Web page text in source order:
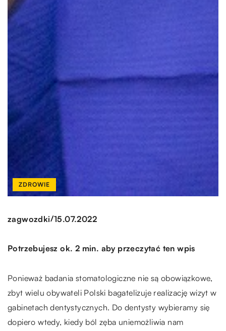
ZDROWIE
zagwozdki/15.07.2022
Potrzebujesz ok. 2 min. aby przeczytać ten wpis
Ponieważ badania stomatologiczne nie są obowiązkowe,
zbyt wielu obywateli Polski bagatelizuje realizację wizyt w
gabinetach dentystycznych. Do dentysty wybieramy się
dopiero wtedy, kiedy ból zęba uniemożliwia nam